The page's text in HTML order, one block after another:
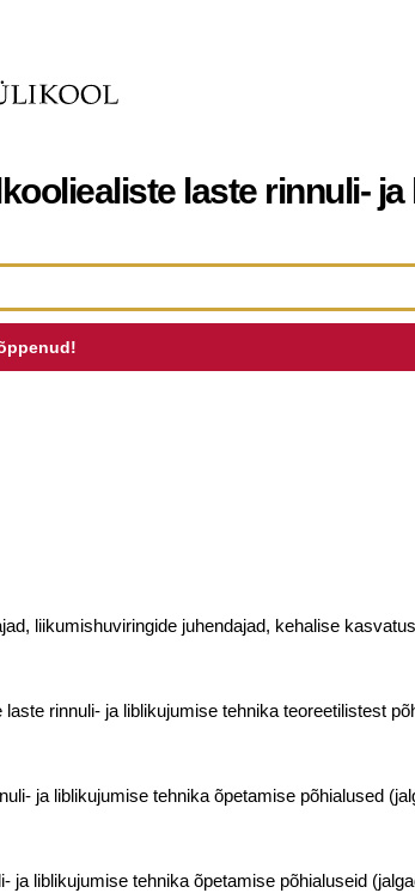
laste rinnuli-
liikumishuviringide juhendajad, kehalise
rinnuli- ja liblikujumise tehnika teoreetilistest
ja liblikujumise tehnika õpetamise põhialused
ja liblikujumise tehnika õpetamise põhialuseid